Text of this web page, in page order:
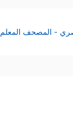
- المصحف المعلم